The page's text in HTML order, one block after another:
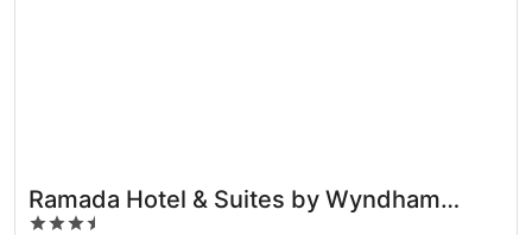
Ramada Hotel & Suites by Wyndham
Costa del Sol
3.5